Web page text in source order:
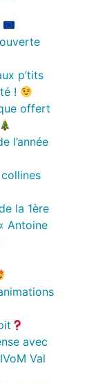
p’tits
!
offert
l’année
la 1ère
Antoine
avec
Val